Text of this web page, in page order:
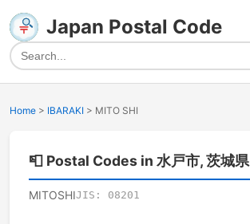
Japan Postal Code
Home > IBARAKI > MITO SHI
📮 Postal Codes in 水戸市, 茨城県
MITOSHIJIS: 08201